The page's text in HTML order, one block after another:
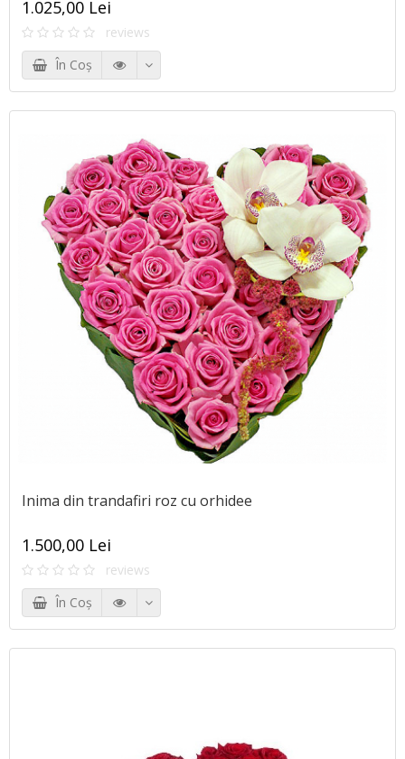
1.025,00 Lei
reviews
În Coş
Inima din trandafiri roz cu orhidee
1.500,00 Lei
reviews
În Coş